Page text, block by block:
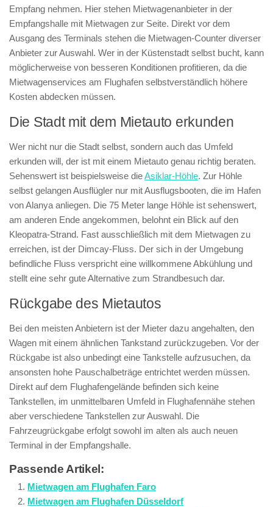
Empfang nehmen. Hier stehen Mietwagenanbieter in der
Empfangshalle mit Mietwagen zur Seite. Direkt vor dem
Ausgang des Terminals stehen die Mietwagen-Counter diverser
Anbieter zur Auswahl. Wer in der Küstenstadt selbst bucht, kann
möglicherweise von besseren Konditionen profitieren, da die
Mietwagenservices am Flughafen selbstverständlich höhere
Kosten abdecken müssen.
Die Stadt mit dem Mietauto erkunden
Wer nicht nur die Stadt selbst, sondern auch das Umfeld
erkunden will, der ist mit einem Mietauto genau richtig beraten.
Sehenswert ist beispielsweise dieAsiklar-Höhle. Zur Höhle
selbst gelangen Ausflügler nur mit Ausflugsbooten, die im Hafen
von Alanya anliegen. Die 75 Meter lange Höhle ist sehenswert,
am anderen Ende angekommen, belohnt ein Blick auf den
Kleopatra-Strand. Fast ausschließlich mit dem Mietwagen zu
erreichen, ist der Dimcay-Fluss. Der sich in der Umgebung
befindliche Fluss verspricht eine willkommene Abkühlung und
stellt eine sehr gute Alternative zum Strandbesuch dar.
Rückgabe des Mietautos
Bei den meisten Anbietern ist der Mieter dazu angehalten, den
Wagen mit einem ähnlichen Tankstand zurückzugeben. Vor der
Rückgabe ist also unbedingt eine Tankstelle aufzusuchen, da
ansonsten hohe Pauschalbeträge entrichtet werden müssen.
Direkt auf dem Flughafengelände befinden sich keine
Tankstellen, im unmittelbaren Umfeld in Flughafennähe stehen
aber verschiedene Tankstellen zur Auswahl. Die
Fahrzeugrückgabe erfolgt sowohl im alten als auch neuen
Terminal in der Empfangshalle.
Passende Artikel:
Mietwagen am Flughafen Faro
Mietwagen am Flughafen Düsseldorf